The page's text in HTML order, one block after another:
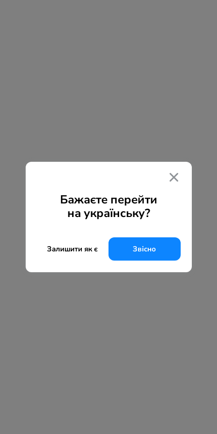
Бажаєте перейти
на українську?
Залишити як є Звісно